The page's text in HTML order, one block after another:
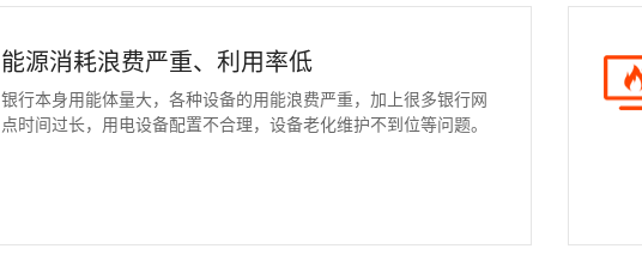
能源消耗浪费严重、利用率低
银行本身用能体量大，各种设备的用能浪费严重，加上很多银行网
点时间过长，用电设备配置不合理，设备老化维护不到位等问题。